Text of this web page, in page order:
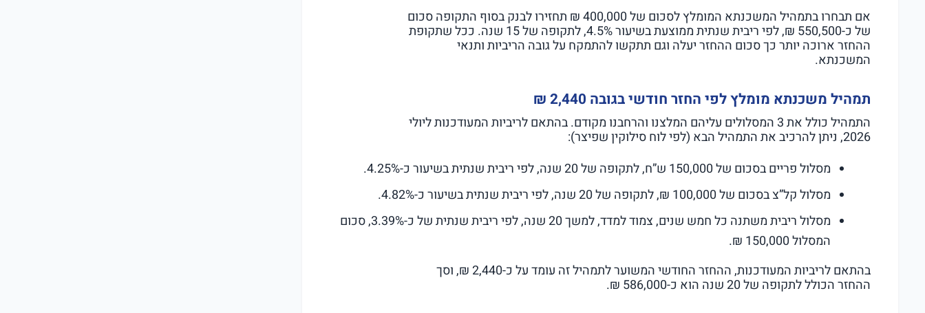
אם תבחרו בתמהיל המשכנתא המומלץ לסכום של 400,000 ₪ תחזירו לבנק בסוף התקופה סכום
של כ-550,500 ₪, לפי ריבית שנתית ממוצעת בשיעור 4.5%, לתקופה של 15 שנה. ככל שתקופת
ההחזר ארוכה יותר כך סכום ההחזר יעלה וגם תתקשו להתמקח על גובה הריביות ותנאי
המשכנתא.
תמהיל משכנתא מומלץ לפי החזר חודשי בגובה 2,440 ₪
התמהיל כולל את 3 המסלולים עליהם המלצנו והרחבנו מקודם. בהתאם לריביות המעודכנות ליולי
2026, ניתן להרכיב את התמהיל הבא (לפי לוח סילוקין שפיצר):
מסלול פריים בסכום של 150,000 ש”ח, לתקופה של 20 שנה, לפי ריבית שנתית בשיעור כ-4.25%.
מסלול קל”צ בסכום של 100,000 ₪, לתקופה של 20 שנה, לפי ריבית שנתית בשיעור כ-4.82%.
מסלול ריבית משתנה כל חמש שנים, צמוד למדד, למשך 20 שנה, לפי ריבית שנתית של כ-3.39%, סכום
המסלול 150,000 ₪.
בהתאם לריביות המעודכנות, ההחזר החודשי המשוער לתמהיל זה עומד על כ-2,440 ₪, וסך
ההחזר הכולל לתקופה של 20 שנה הוא כ-586,000 ₪.